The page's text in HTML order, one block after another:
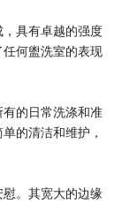
具有卓越的强度
何盥洗室的表现
的日常洗涤和准
的清洁和维护，
。其宽大的边缘